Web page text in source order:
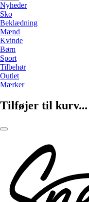
Nyheder
Sko
Beklædning
Mænd
Kvinde
Børn
Sport
Tilbehør
Outlet
Mærker
Tilføjer til kurv...